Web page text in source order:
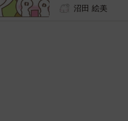
沼田 絵美